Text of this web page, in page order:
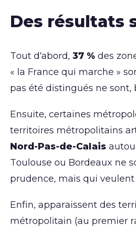
Des résultats
Tout d’abord, 37 % des
« la France qui marche »
pas été distingués ne
Ensuite, certaines
territoires métropolitains
Nord-Pas-de-Calais
Toulouse ou Bordeaux ne
prudence, mais qui
Enfin, apparaissent des
métropolitain (au premier